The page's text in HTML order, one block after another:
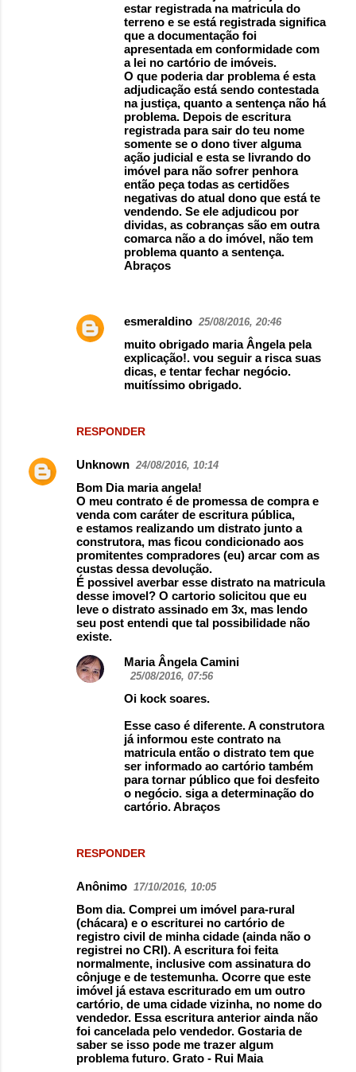
RESPONDER
estar registrada na matricula do
terreno e se está registrada significa
que a documentação foi
apresentada em conformidade com
a lei no cartório de imóveis.
O que poderia dar problema é esta
adjudicação está sendo contestada
na justiça, quanto a sentença não há
problema. Depois de escritura
registrada para sair do teu nome
somente se o dono tiver alguma
ação judicial e esta se livrando do
imóvel para não sofrer penhora
então peça todas as certidões
negativas do atual dono que está te
vendendo. Se ele adjudicou por
dividas, as cobranças são em outra
comarca não a do imóvel, não tem
problema quanto a sentença.
Abraços
esmeraldino 25/08/2016, 20:46
muito obrigado maria Ângela pela
explicação!. vou seguir a risca suas
dicas, e tentar fechar negócio.
muitíssimo obrigado.
Unknown 24/08/2016, 10:14
Bom Dia maria angela!
O meu contrato é de promessa de compra e
venda com caráter de escritura pública,
e estamos realizando um distrato junto a
construtora, mas ficou condicionado aos
promitentes compradores (eu) arcar com as
custas dessa devolução.
É possivel averbar esse distrato na matricula
desse imovel? O cartorio solicitou que eu
leve o distrato assinado em 3x, mas lendo
seu post entendi que tal possibilidade não
existe.
RESPONDER
Maria Ângela Camini
25/08/2016, 07:56
Oi kock soares.
Esse caso é diferente. A construtora
já informou este contrato na
matricula então o distrato tem que
ser informado ao cartório também
para tornar público que foi desfeito
o negócio. siga a determinação do
cartório. Abraços
Anônimo 17/10/2016, 10:05
Bom dia. Comprei um imóvel para-rural
(chácara) e o escriturei no cartório de
registro civil de minha cidade (ainda não o
registrei no CRI). A escritura foi feita
normalmente, inclusive com assinatura do
cônjuge e de testemunha. Ocorre que este
imóvel já estava escriturado em um outro
cartório, de uma cidade vizinha, no nome do
vendedor. Essa escritura anterior ainda não
foi cancelada pelo vendedor. Gostaria de
saber se isso pode me trazer algum
problema futuro. Grato - Rui Maia